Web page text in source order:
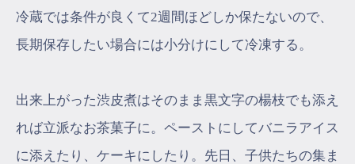
冷蔵では条件が良くて2週間ほどしか保たないので、
長期保存したい場合には小分けにして冷凍する。
出来上がった渋皮煮はそのまま黒文字の楊枝でも添え
れば立派なお茶菓子に。ペーストにしてバニラアイス
に添えたり、ケーキにしたり。先日、子供たちの集ま